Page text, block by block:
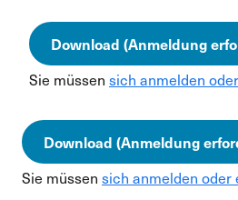
Download (Anmeldung
Sie müssen sich anmelden
Download (Anmeldung
Sie müssen sich anmelden oder